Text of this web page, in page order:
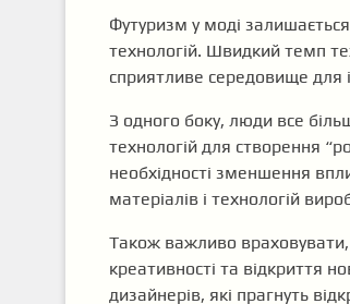
Футуризм у моді залишається
технологій. Швидкий темп
сприятливе середовище для
З одного боку, люди все
технологій для створення
необхідності зменшення
матеріалів і технологій
Також важливо
креативності та відкриття
дизайнерів, які прагнуть